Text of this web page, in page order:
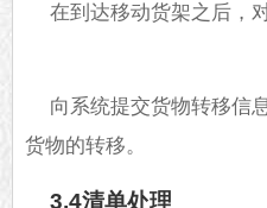
在到达移动货架之后，
向系统提交货物转移信
货物的转移。
3.4清单处理